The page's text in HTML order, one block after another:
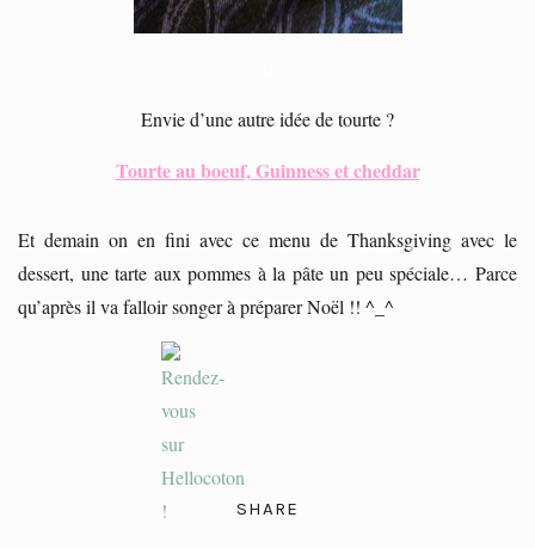
Envie d’une autre idée de tourte ?
Tourte au boeuf, Guinness et cheddar
Et demain on en fini avec ce menu de Thanksgiving avec le
dessert, une tarte aux pommes à la pâte un peu spéciale… Parce
qu’après il va falloir songer à préparer Noël !! ^_^
SHARE